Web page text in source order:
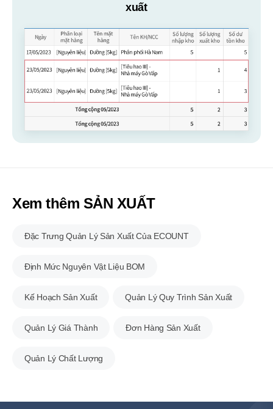
xuất
Xem thêm SẢN XUẤT
Đặc Trưng Quản Lý Sản Xuất Của ECOUNT
Định Mức Nguyên Vật Liệu BOM
Kế Hoạch Sản Xuất Quản Lý Quy Trình Sản Xuất
Quản Lý Giá Thành Đơn Hàng Sản Xuất
Quản Lý Chất Lượng